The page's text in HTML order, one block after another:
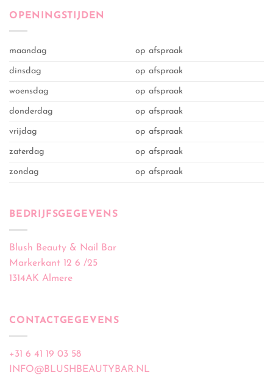
OPENINGSTIJDEN
maandag op afspraak
dinsdag op afspraak
woensdag op afspraak
donderdag op afspraak
vrijdag op afspraak
zaterdag op afspraak
zondag op afspraak
BEDRIJFSGEGEVENS
Blush Beauty & Nail Bar
Markerkant 12 6 /25
1314AK Almere
CONTACTGEGEVENS
+31 6 41 19 03 58
INFO@BLUSHBEAUTYBAR.NL